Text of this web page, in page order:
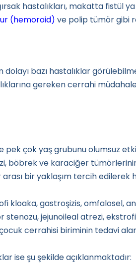
hastalıkları, makatta fistül
(hemoroid) ve polip tümör gibi
bazı hastalıklar
gereken cerrahi
pek çok yaş grubunu olumsuz
böbrek ve karaciğer
bir yaklaşım tercih
kloaka, gastroşizis, omfalosel,
jejunoileal atrezi,
cerrahisi biriminin tedavi
ise şu şekilde açıklanmaktadır: